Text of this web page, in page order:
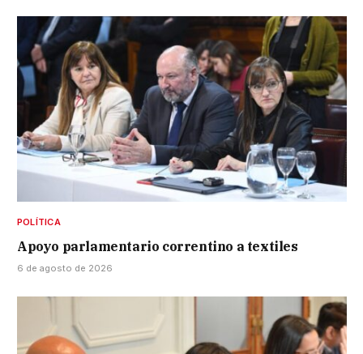
POLÍTICA
Apoyo parlamentario correntino a textiles
6 de agosto de 2026